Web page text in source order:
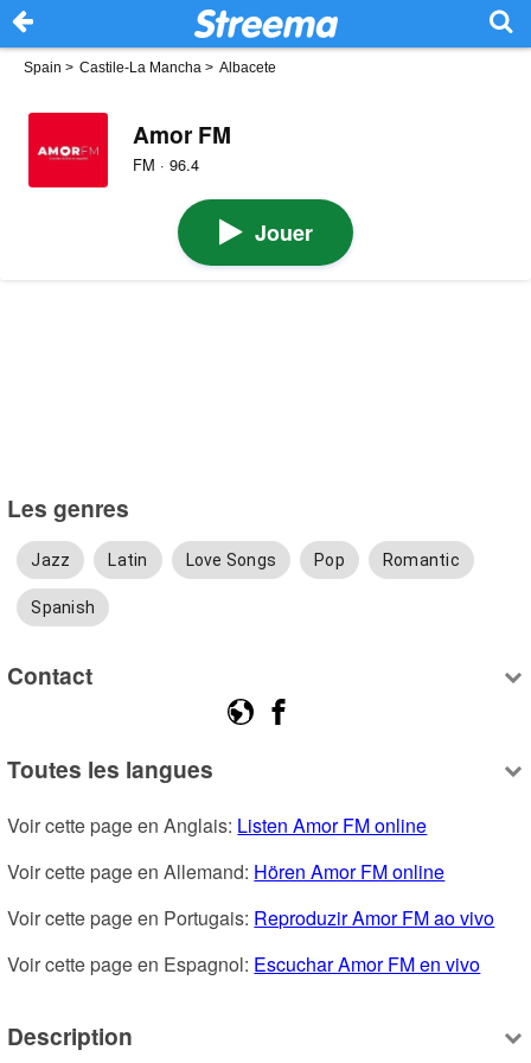
Spain > Castile-La Mancha > Albacete
Amor FM
FM · 96.4
Jouer
Les genres
Jazz Latin Love Songs Pop Romantic
Spanish
Contact
Toutes les langues
Voir cette page en Anglais: Listen Amor FM online
Voir cette page en Allemand: Hören Amor FM online
Voir cette page en Portugais: Reproduzir Amor FM ao vivo
Voir cette page en Espagnol: Escuchar Amor FM en vivo
Description